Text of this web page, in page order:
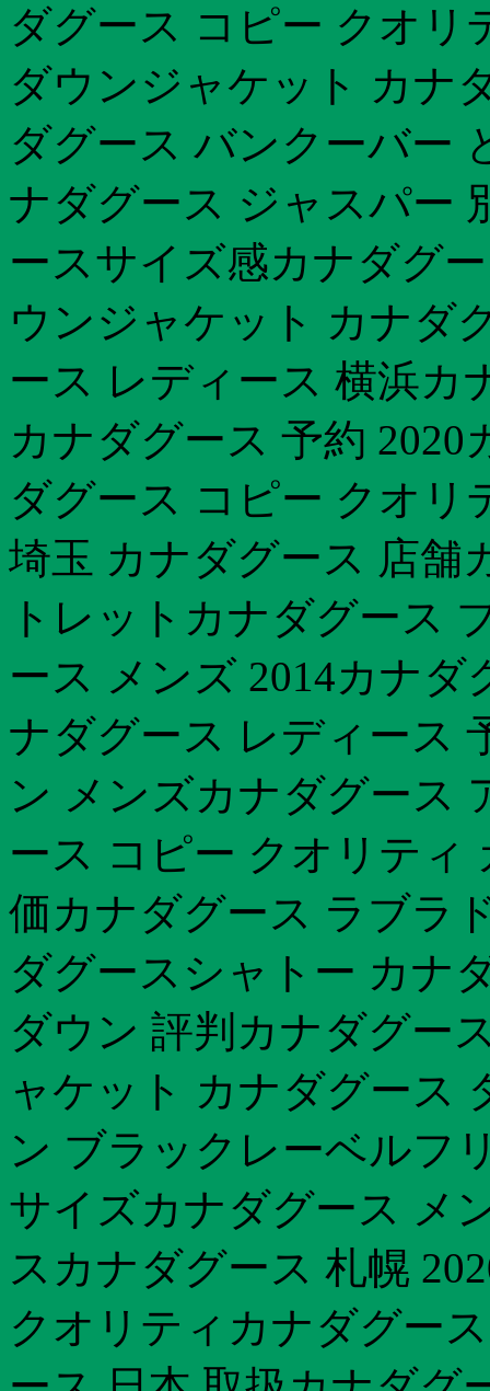
ダグース コピー クオリ
ダウンジャケット カナ
ダグース バンクーバー
ナダグース ジャスパー
ースサイズ感カナダグ
ウンジャケット カナダ
ース レディース 横浜カ
カナダグース 予約
ダグース コピー クオリ
埼玉 カナダグース 店舗
トレットカナダグース
ース メンズ 2014カナ
ナダグース レディース
ン メンズカナダグース
ース コピー クオリティ
価カナダグース ラブラ
ダグースシャトー カナ
ダウン 評判カナダグー
ャケット カナダグース
ン ブラックレーベルフ
サイズカナダグース メ
スカナダグース 札幌
クオリティカナダグー